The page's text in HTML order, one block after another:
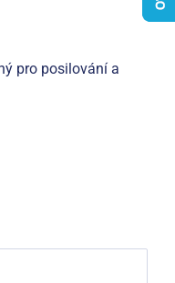
pro posilování a